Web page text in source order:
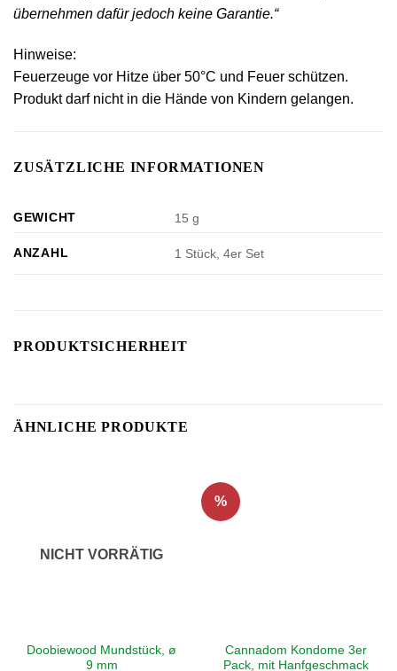
übernehmen dafür jedoch keine Garantie.“
Hinweise:
Feuerzeuge vor Hitze über 50°C und Feuer schützen.
Produkt darf nicht in die Hände von Kindern gelangen.
ZUSÄTZLICHE INFORMATIONEN
GEWICHT 15 g
ANZAHL 1 Stück, 4er Set
PRODUKTSICHERHEIT
ÄHNLICHE PRODUKTE
NICHT VORRÄTIG
Doobiewood Mundstück, ø
9 mm
%
Cannadom Kondome 3er
Pack, mit Hanfgeschmack